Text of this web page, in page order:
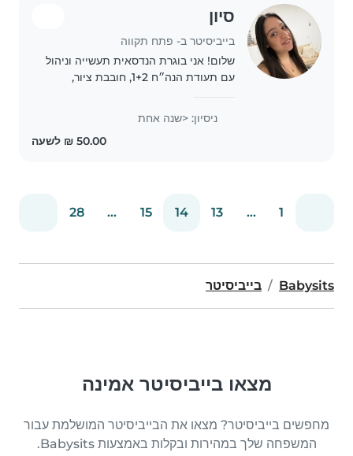
סיון
בייביסיטר ב- פתח תקווה
שלום! אני בוגרת הנדסאית תעשייה וניהול
עם תעודת הנה״ח 1+2, חובבת ציור,
תינוקות ועד גיל גן. יש לי רכב ורכישת
ניסיון: <שנה אחת
1
...
13
14
15
...
28
Babysits בייביסיטר
מצאו בייביסיטר אמינה
מחפשים בייביסיטר? מצאו את הבייביסיטר המושלמת עבור
המשפחה שלך במהירות ובקלות באמצעות Babysits.